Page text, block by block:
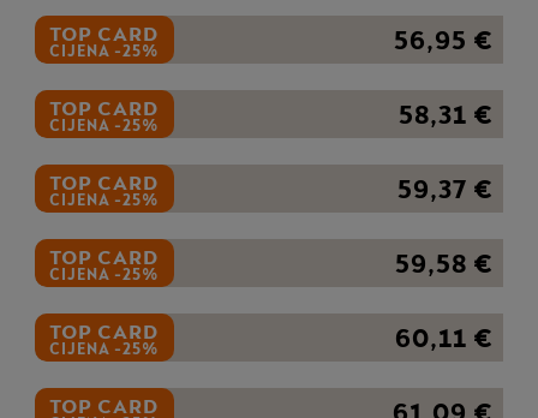
TOP CARD
CIJENA -25% 56,95 €
TOP CARD
CIJENA -25% 58,31 €
TOP CARD
CIJENA -25% 59,37 €
TOP CARD
CIJENA -25% 59,58 €
TOP CARD
CIJENA -25% 60,11 €
TOP CARD 61,09 €